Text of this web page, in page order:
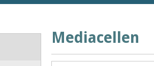
Mediacellen